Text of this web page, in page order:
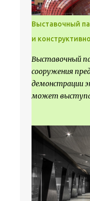
на них. Одни
выращивания
строительства
т.д.
Выставочный
и
Выставочный
сооружения
демонстрации
может
достижений.
относится к
всемирным
павильоны
универсальные
временные